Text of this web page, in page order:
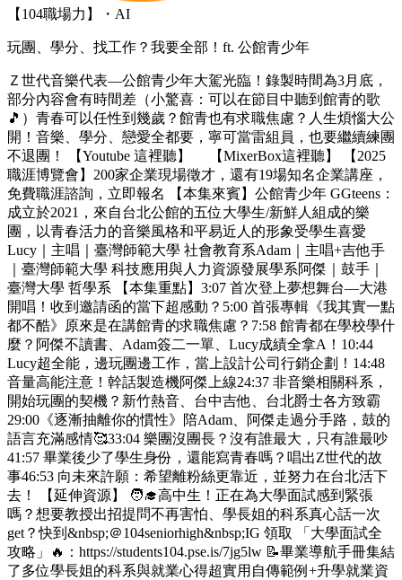
【104職場力】・AI
玩團、學分、找工作？我要全部！ft. 公館青少年
Ｚ世代音樂代表—公館青少年大駕光臨！錄製時間為3月底，
部分內容會有時間差（小驚喜：可以在節目中聽到館青的歌
🎵）青春可以任性到幾歲？館青也有求職焦慮？人生煩惱大公
開！音樂、學分、戀愛全都要，寧可當雷組員，也要繼續練團
不退團！ 【Youtube 這裡聽】 【MixerBox這裡聽】 【2025
職涯博覽會】200家企業現場徵才，還有19場知名企業講座，
免費職涯諮詢，立即報名 【本集來賓】公館青少年 GGteens：
成立於2021，來自台北公館的五位大學生/新鮮人組成的樂
團，以青春活力的音樂風格和平易近人的形象受學生喜愛
Lucy｜主唱｜臺灣師範大學 社會教育系Adam｜主唱+吉他手
｜臺灣師範大學 科技應用與人力資源發展學系阿傑｜鼓手｜
臺灣大學 哲學系 【本集重點】3:07 首次登上夢想舞台—大港
開唱！收到邀請函的當下超感動？5:00 首張專輯《我其實一點
都不酷》原來是在講館青的求職焦慮？7:58 館青都在學校學什
麼？阿傑不讀書、Adam簽二一單、Lucy成績全拿A！10:44
Lucy超全能，邊玩團邊工作，當上設計公司行銷企劃！14:48
音量高能注意！幹話製造機阿傑上線24:37 非音樂相關科系，
開始玩團的契機？新竹熱音、台中吉他、台北爵士各方致霸
29:00《逐漸抽離你的慣性》陪Adam、阿傑走過分手路，鼓的
語言充滿感情🥰33:04 樂團沒團長？沒有誰最大，只有誰最吵
41:57 畢業後少了學生身份，還能寫青春嗎？唱出Z世代的故
事46:53 向未來許願：希望離粉絲更靠近，並努力在台北活下
去！ 【延伸資源】 🧑‍🎓高中生！正在為大學面試感到緊張
嗎？想要教授出招提問不再害怕、學長姐的科系真心話一次
get？快到&nbsp;＠104seniorhigh&nbsp;IG 領取 「大學面試全
攻略」🔥：https://students104.pse.is/7jg5lw 📝畢業導航手冊集結
了多位學長姐的科系與就業心得超實用自傳範例+升學就業資